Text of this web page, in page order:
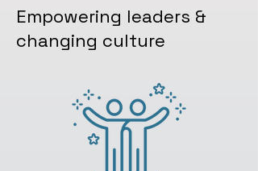
Empowering leaders &
changing culture